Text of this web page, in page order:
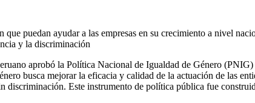
puedan ayudar a las empresas en su crecimiento a nivel
y la discriminación
aprobó la Política Nacional de Igualdad de Género
busca mejorar la eficacia y calidad de la actuación de las
discriminación. Este instrumento de política pública fue